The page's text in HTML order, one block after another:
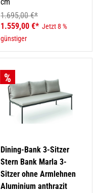
1.695,00 €*
1.559,00 €* Jetzt 8 %
günstiger
Dining-Bank 3-Sitzer
Stern Bank Marla 3-
Sitzer ohne Armlehnen
Aluminium anthrazit